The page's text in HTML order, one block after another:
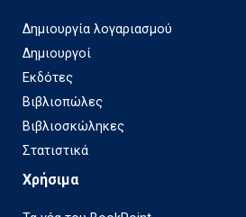
Δημιουργία λογαριασμού
Δημιουργοί
Εκδότες
Βιβλιοπώλες
Βιβλιοσκώληκες
Στατιστικά
Χρήσιμα